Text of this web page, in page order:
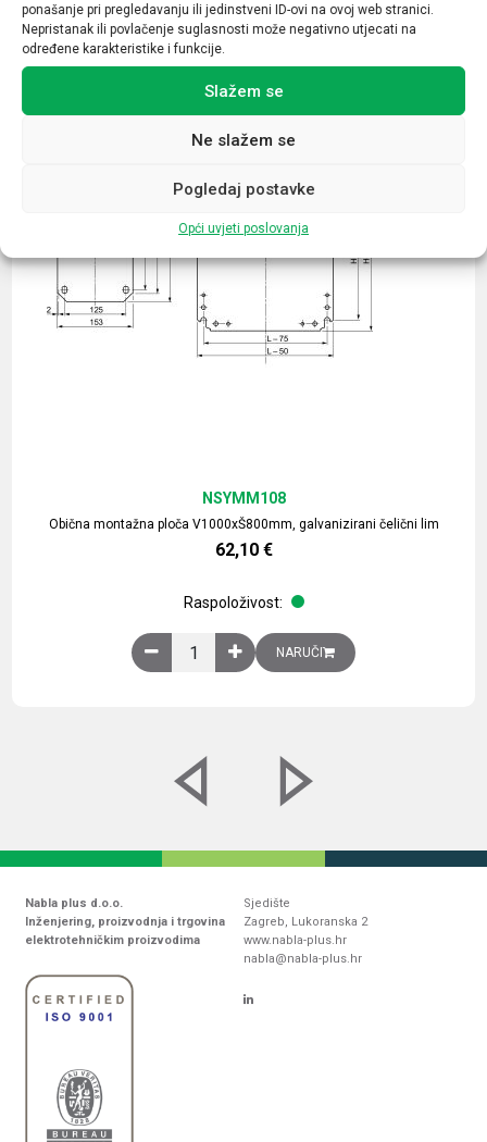
ponašanje pri pregledavanju ili jedinstveni ID-ovi na ovoj web stranici.
Nepristanak ili povlačenje suglasnosti može negativno utjecati na
određene karakteristike i funkcije.
Slažem se
Ne slažem se
Pogledaj postavke
Opći uvjeti poslovanja
Povezani proizvodi
Obična montažna ploča V1000xŠ800mm, galvanizirani čelični lim
NSYMM108
62,10 €
Raspoloživost:
Obična montažna ploča V1000xŠ800mm,
NARUČI
Nabla plus d.o.o.
Inženjering, proizvodnja i trgovina
elektrotehničkim proizvodima
Sjedište
Zagreb, Lukoranska 2
www.nabla-plus.hr
nabla@nabla-plus.hr